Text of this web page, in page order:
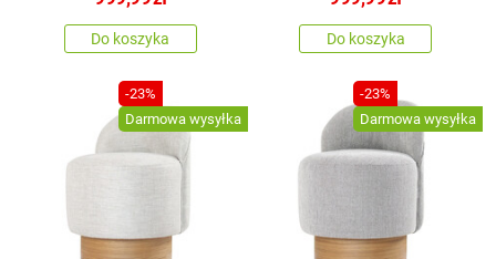
Do koszyka Do koszyka
-23%
Darmowa wysyłka
-23%
Darmowa wysyłka